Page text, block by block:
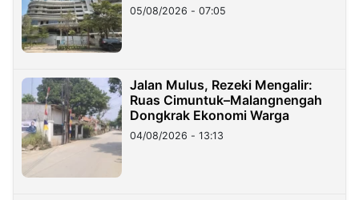
05/08/2026 - 07:05
Jalan Mulus, Rezeki Mengalir:
Ruas Cimuntuk–Malangnengah
Dongkrak Ekonomi Warga
04/08/2026 - 13:13